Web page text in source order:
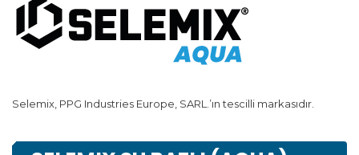
Selemix, PPG Industries Europe, SARL.’ın tescilli markasıdır.